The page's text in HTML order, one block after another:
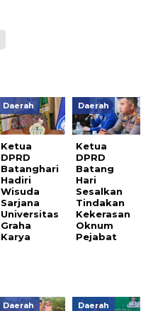
Daerah
Ketua
DPRD
Batanghari
Hadiri
Wisuda
Sarjana
Universitas
Graha
Karya
Daerah
Ketua
DPRD
Batang
Hari
Sesalkan
Tindakan
Kekerasan
Oknum
Pejabat
Daerah Daerah